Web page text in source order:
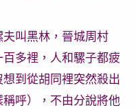
叫黑林，晉城周村
多裡，人和騾子都疲
到從胡同裡突然殺出
呼），不由分說將他